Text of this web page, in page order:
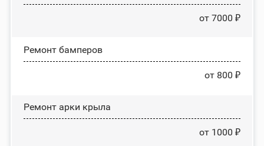
от 7000 ₽
Ремонт бамперов
от 800 ₽
Ремонт арки крыла
от 1000 ₽